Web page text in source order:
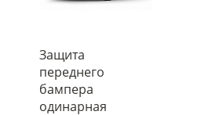
Защита
переднего
бампера
одинарная